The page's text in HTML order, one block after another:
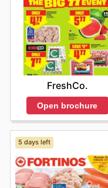
FreshCo.
Open brochure
5 days left